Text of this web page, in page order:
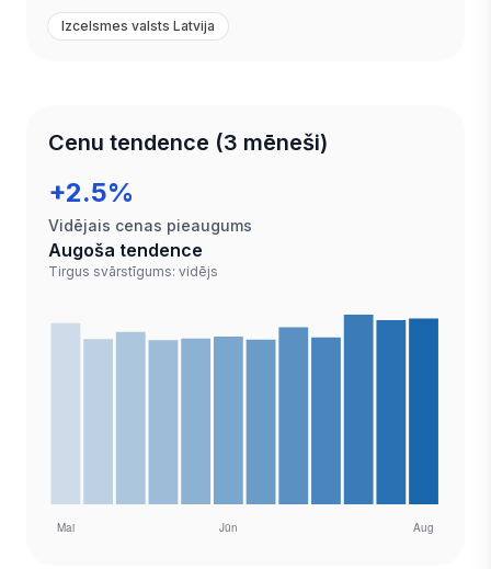
Izcelsmes valsts Latvija
Cenu tendence (3 mēneši)
+2.5%
Vidējais cenas pieaugums
Augoša tendence
Tirgus svārstīgums: vidējs